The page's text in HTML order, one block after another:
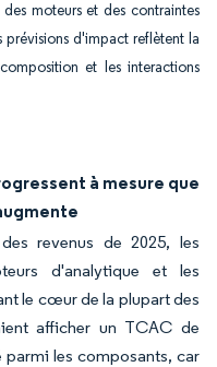
moteurs et des contraintes
d'impact reflètent la
et les interactions
à mesure que
revenus de 2025, les
d'analytique et les
le cœur de la plupart des
afficher un TCAC de
parmi les composants, car